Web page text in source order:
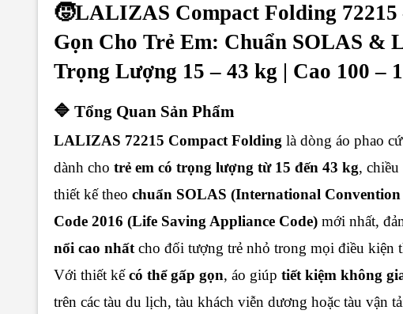
🧒LALIZAS Compact Folding 72215
Gọn Cho Trẻ Em: Chuẩn SOLAS &
Trọng Lượng 15 – 43 kg | Cao 100 –
🔷 Tổng Quan Sản Phẩm
LALIZAS 72215 Compact Folding là dòng áo phao
dành cho trẻ em có trọng lượng từ 15 đến 43 kg, chiều
thiết kế theo chuẩn SOLAS (International
Code 2016 (Life Saving Appliance Code) mới nhất,
nổi cao nhất cho đối tượng trẻ nhỏ trong mọi điều kiện
Với thiết kếcó thể gấp gọn, áo giúp tiết kiệm không
trên các tàu du lịch, tàu khách viễn dương hoặc tàu vận